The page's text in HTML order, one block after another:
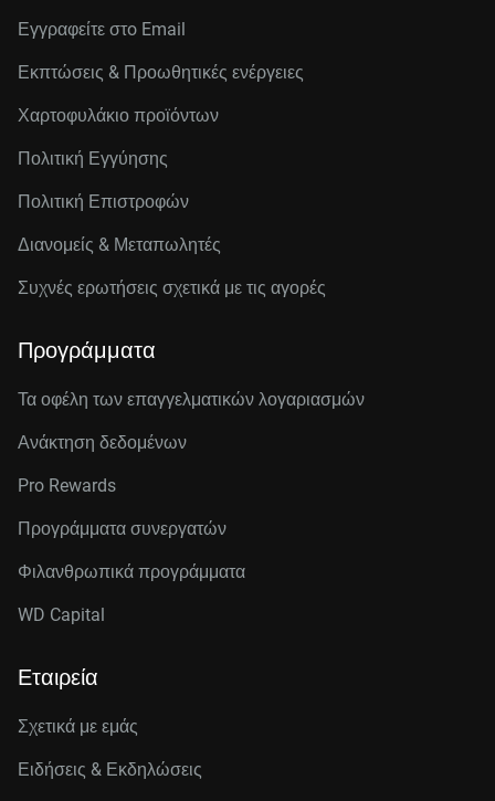
Εγγραφείτε στo Email
Εκπτώσεις & Προωθητικές ενέργειες
Χαρτοφυλάκιο προϊόντων
Πολιτική Εγγύησης
Πολιτική Επιστροφών
Διανομείς & Μεταπωλητές
Συχνές ερωτήσεις σχετικά με τις αγορές
Προγράμματα
Τα οφέλη των επαγγελματικών λογαριασμών
Ανάκτηση δεδομένων
Pro Rewards
Προγράμματα συνεργατών
Φιλανθρωπικά προγράμματα
WD Capital
Εταιρεία
Σχετικά με εμάς
Ειδήσεις & Εκδηλώσεις